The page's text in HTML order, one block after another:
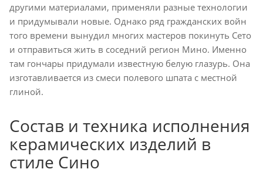
другими материалами, применяли разные технологии
и придумывали новые. Однако ряд гражданских войн
того времени вынудил многих мастеров покинуть Сето
и отправиться жить в соседний регион Мино. Именно
там гончары придумали известную белую глазурь. Она
изготавливается из смеси полевого шпата с местной
глиной.
Состав и техника исполнения
керамических изделий в
стиле Сино